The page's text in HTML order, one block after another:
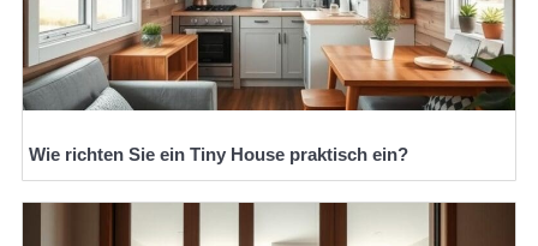
Wie richten Sie ein Tiny House praktisch ein?